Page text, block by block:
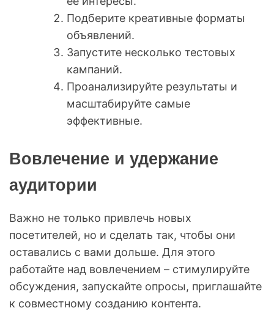
Подберите креативные форматы
объявлений.
Запустите несколько тестовых
кампаний.
Проанализируйте результаты и
масштабируйте самые
эффективные.
Вовлечение и удержание
аудитории
Важно не только привлечь новых
посетителей, но и сделать так, чтобы они
оставались с вами дольше. Для этого
работайте над вовлечением – стимулируйте
обсуждения, запускайте опросы, приглашайте
к совместному созданию контента.